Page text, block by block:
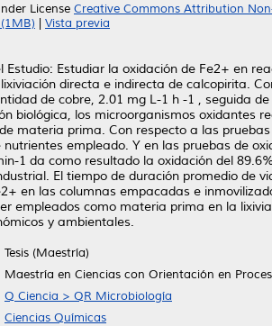
License Creative Commons Attribution
Vista previa
Estudio: Estudiar la oxidación de Fe2+ en
directa e indirecta de calcopirita.
de cobre, 2.01 mg L-1 h -1 , seguida
biológica, los microorganismos oxidantes
materia prima. Con respecto a las
empleado. Y en las pruebas de
1 da como resultado la oxidación del
El tiempo de duración promedio de
en las columnas empacadas e
empleados como materia prima en la
y ambientales.
Tesis (Maestría)
Maestría en Ciencias con Orientación en
Q Ciencia > QR Microbiología
Ciencias Químicas